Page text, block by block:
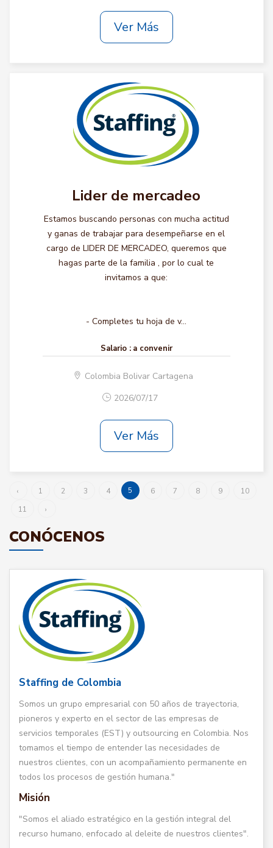
Ver Más
Lider de mercadeo
Estamos buscando personas con mucha actitud
y ganas de trabajar para desempeñarse en el
cargo de LIDER DE MERCADEO, queremos que
hagas parte de la familia , por lo cual te
invitamos a que:
- Completes tu hoja de v...
Salario : a convenir
Colombia Bolivar Cartagena
2026/07/17
Ver Más
‹ 1 2 3 4 5 6 7 8 9
10
11
›
CONÓCENOS
Staffing de Colombia
Somos un grupo empresarial con 50 años de trayectoria,
pioneros y experto en el sector de las empresas de
servicios temporales (EST) y outsourcing en Colombia. Nos
tomamos el tiempo de entender las necesidades de
nuestros clientes, con un acompañamiento permanente en
todos los procesos de gestión humana."
Misión
"Somos el aliado estratégico en la gestión integral del
recurso humano, enfocado al deleite de nuestros clientes".